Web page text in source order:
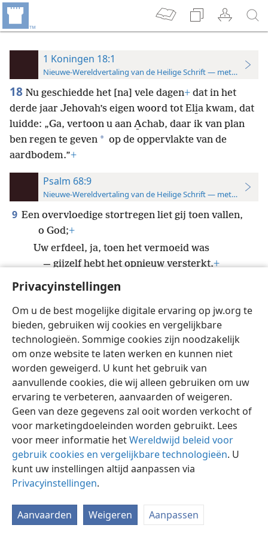
Privacyinstellingen
Om u de best mogelijke digitale ervaring op jw.org te
bieden, gebruiken wij cookies en vergelijkbare
technologieën. Sommige cookies zijn noodzakelijk
om onze website te laten werken en kunnen niet
worden geweigerd. U kunt het gebruik van
aanvullende cookies, die wij alleen gebruiken om uw
ervaring te verbeteren, aanvaarden of weigeren.
Geen van deze gegevens zal ooit worden verkocht of
voor marketingdoeleinden worden gebruikt. Lees
voor meer informatie hetWereldwijd beleid voor
gebruik cookies en vergelijkbare technologieën. U
kunt uw instellingen altijd aanpassen via
Privacyinstellingen.
Aanvaarden Weigeren Aanpassen
1 Koningen 18:1
Nieuwe-Wereldvertaling van de Heilige Schrift — met
18 Nu geschiedde het [na] vele dagen+ dat in het
derde jaar Jehovah’s eigen woord tot Eli̱a kwam, dat
luidde: „Ga, vertoon u aan A̱chab, daar ik van plan
ben regen te geven * op de oppervlakte van de
aardbodem.”+
Psalm 68:9
Nieuwe-Wereldvertaling van de Heilige Schrift — met
9 Een overvloedige stortregen liet gij toen vallen,
o God;+
Uw erfdeel, ja, toen het vermoeid was
— gijzelf hebt het opnieuw versterkt.+
Nederlands Instellingen
Copyright © 2026 Watch Tower Bible and Tract Society of Pennsylvania
Gebruiksvoorwaarden Privacybeleid
JW.ORG
Inloggen